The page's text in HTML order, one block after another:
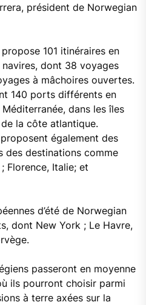
président de Norwegian
101 itinéraires en
dont 38 voyages
à mâchoires ouvertes.
140 ports différents en
dans les îles
la côte atlantique.
également des
des destinations comme
Florence, Italie; et
d’été de Norwegian
dont New York ; Le Havre,
passeront en moyenne
ils pourront choisir parmi
à terre axées sur la